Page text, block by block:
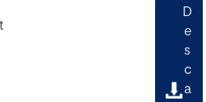
D
e
s
c
a